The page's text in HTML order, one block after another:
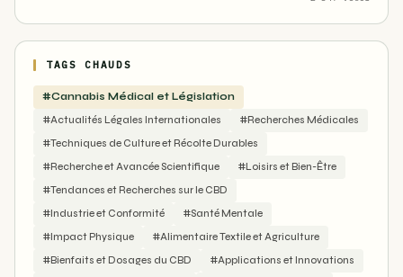
TAGS CHAUDS
#Cannabis Médical et Législation
#Actualités Légales Internationales
#Recherches Médicales
#Techniques de Culture et Récolte Durables
#Recherche et Avancée Scientifique
#Loisirs et Bien-Être
#Tendances et Recherches sur le CBD
#Industrie et Conformité
#Santé Mentale
#Impact Physique
#Alimentaire Textile et Agriculture
#Bienfaits et Dosages du CBD
#Applications et Innovations